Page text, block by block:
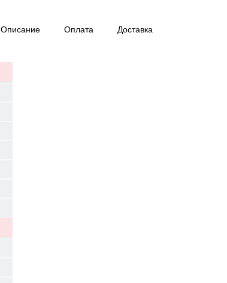
Описание Оплата Доставка